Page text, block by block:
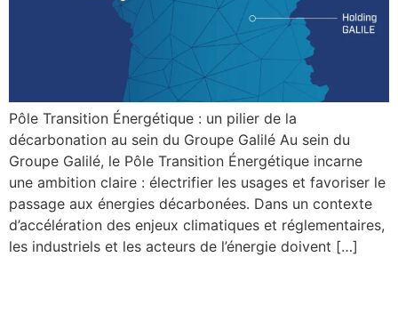
Pôle Transition Énergétique : un pilier de la
décarbonation au sein du Groupe Galilé Au sein du
Groupe Galilé, le Pôle Transition Énergétique incarne
une ambition claire : électrifier les usages et favoriser le
passage aux énergies décarbonées. Dans un contexte
d’accélération des enjeux climatiques et réglementaires,
les industriels et les acteurs de l’énergie doivent […]